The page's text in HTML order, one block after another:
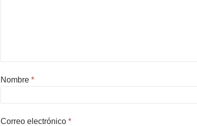
Nombre *
Correo electrónico *